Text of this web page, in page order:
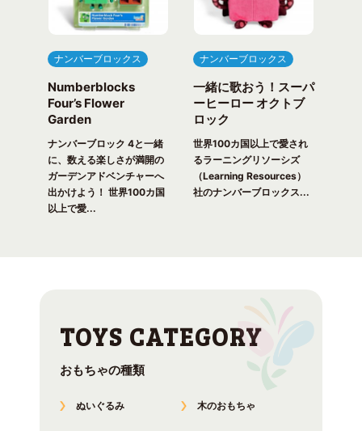
ナンバーブロックス
Numberblocks
Four’s Flower
Garden
ナンバーブロック 4と一緒
に、数える楽しさが満開の
ガーデンアドベンチャーへ
出かけよう！ 世界100カ国
以上で愛...
ナンバーブロックス
一緒に歌おう！スーパ
ーヒーロー オクトブ
ロック
世界100カ国以上で愛され
るラーニングリソーシズ
（Learning Resources）
社のナンバーブロックス...
おもちゃの種類
ぬいぐるみ 木のおもちゃ